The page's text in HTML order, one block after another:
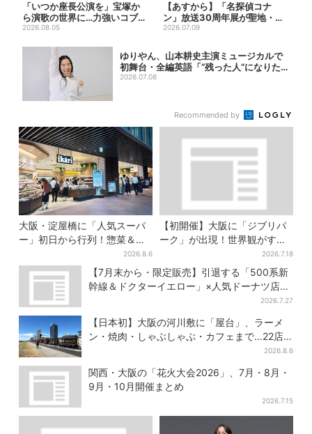
「いつか座長公演を」宝塚か
ら演歌の世界に…力強いコブシ
で聴かせる有沙瞳の目指す道...
2026.08.05
【あすから】「名探偵コナ
ン」放送30周年展が聖地・大
阪で、貴重な資料＆歴代の名
2026.07.09
ゆりやん、山本耕史主演ミュージカルで
初舞台・全編英語「“残った人”になりた
い」
2026.07.08
Recommended by
大阪・淀屋橋に「人気スーパ
ー」初日から行列！惣菜＆弁
当コーナーは大幅に拡大…人
気商品は？
2026.8.6
【初開催】大阪に「ジブリパ
ーク」が出現！世界観がすご
い…細かな仕掛け＆巨大フォ
トスポットに注目
2026.7.18
【7月末から・限定販売】引退する「500系新
幹線＆ドクターイエロー」×人気ドーナツ店が
2026.7.27
【日本初】大阪の河川敷に「屋台」、ラーメ
ン・焼肉・しゃぶしゃぶ・カフェまで…22店
2026.8.6
関西・大阪の「花火大会2026」、7月・8月・
9月・10月開催まとめ
2026.7.15